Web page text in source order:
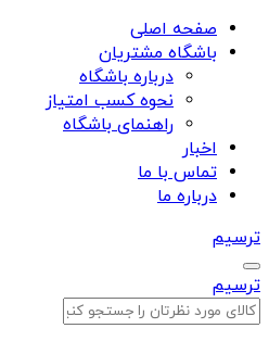
صفحه اصلی
باشگاه مشتریان
درباره باشگاه
نحوه کسب امتیاز
راهنمای باشگاه
اخبار
تماس با ما
درباره ما
ترسیم
ترسیم